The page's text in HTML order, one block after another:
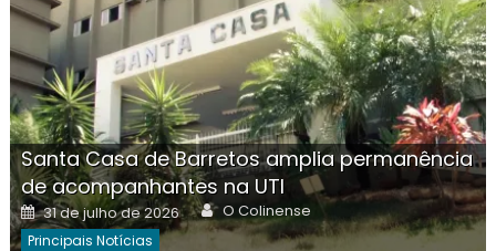
Santa Casa de Barretos amplia permanência
de acompanhantes na UTI
Posted
on
31 de julho de 2026 Author
O Colinense
Principais Notícias